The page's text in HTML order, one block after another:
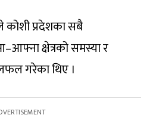
कोशी प्रदेशका सबै
क्षेत्रको समस्या र
गरेका थिए ।